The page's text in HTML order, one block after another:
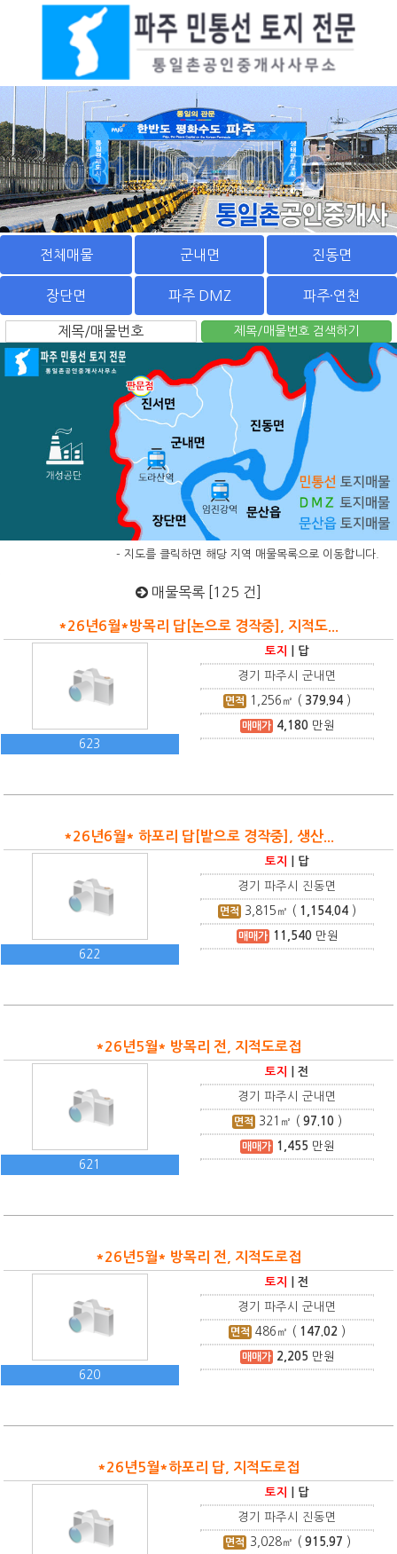
전체매물 군내면 진동면
장단면 파주 DMZ 파주·연천
- 지도를 클릭하면 해당 지역 매물목록으로 이동합니다.
매물목록 [125 건]
*26년6월*방목리 답[논으로 경작중], 지적도...
623
토지 답
경기 파주시 군내면
면적 1,256 ㎡ ( 379.94 )
매매가 4,180만원
*26년6월* 하포리 답[밭으로 경작중], 생산...
622
토지 답
경기 파주시 진동면
면적 3,815 ㎡ ( 1,154.04 )
매매가 11,540만원
*26년5월* 방목리 전, 지적도로접
621
토지 |전
경기 파주시 군내면
면적 321 ㎡ (97.10 )
매매가 1,455 만원
*26년5월* 방목리 전, 지적도로접
620
토지 |전
경기 파주시 군내면
면적 486 ㎡ ( 147.02 )
매매가 2,205 만원
*26년5월*하포리 답, 지적도로접
토지 답
경기 파주시 진동면
면적 3,028㎡ (915.97 )